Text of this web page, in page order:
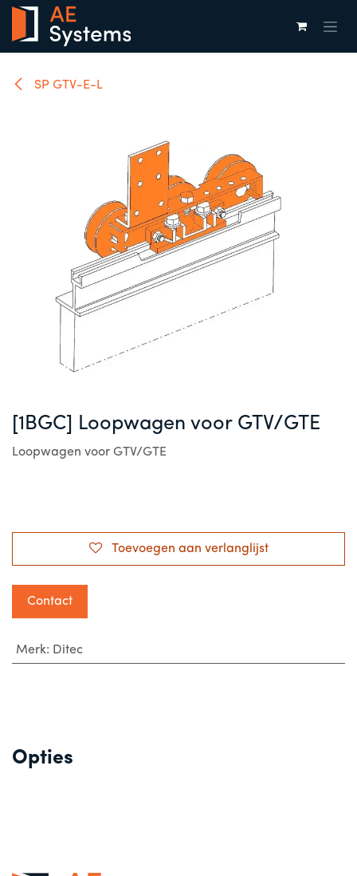
Overslaan naar inhoud
SP GTV-E-L
[1BGC] Loopwagen voor GTV/GTE
Loopwagen voor GTV/GTE
Toevoegen aan verlanglijst
Contact
Merk: Ditec
Opties